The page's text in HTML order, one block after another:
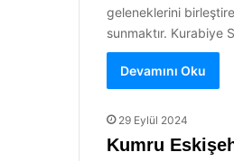
geleneklerini
sunmaktır. Kurabiye
Devamını Oku
29 Eylül 2024
Kumru